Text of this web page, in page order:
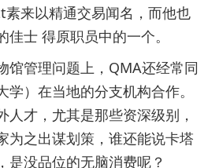
来以精通交易闻名，而他也
佳士 得原职员中的一个。
管理问题上，QMA还经常同
）在当地的分支机构合作。
人才，尤其是那些资深级别，
为之出谋划策，谁还能说卡塔
是没品位的无脑消费呢？